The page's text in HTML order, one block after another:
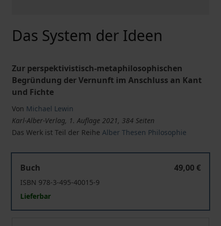
Das System der Ideen
Zur perspektivistisch-metaphilosophischen
Begründung der Vernunft im Anschluss an Kant
und Fichte
Von Michael Lewin
Karl-Alber-Verlag, 1. Auflage 2021, 384 Seiten
Das Werk ist Teil der Reihe Alber Thesen Philosophie
Buch
49,00 €
ISBN 978-3-495-40015-9
Lieferbar